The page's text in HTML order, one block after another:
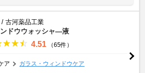
/ 古河薬品工業
ドウウォッシャ―液
4.51 （65件）
ア ガラス・ウィンドウケア